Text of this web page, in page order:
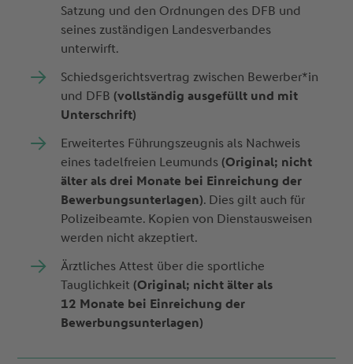
Satzung und den Ordnungen des DFB und
seines zuständigen Landesverbandes
unterwirft.
Schiedsgerichtsvertrag zwischen Bewerber*in
und DFB (vollständig ausgefüllt und mit
Unterschrift)
Erweitertes Führungszeugnis als Nachweis
eines tadelfreien Leumunds (Original; nicht
älter als drei Monate bei Einreichung der
Bewerbungsunterlagen). Dies gilt auch für
Polizeibeamte. Kopien von Dienstausweisen
werden nicht akzeptiert.
Ärztliches Attest über die sportliche
Tauglichkeit (Original; nicht älter als
12 Monate bei Einreichung der
Bewerbungsunterlagen)